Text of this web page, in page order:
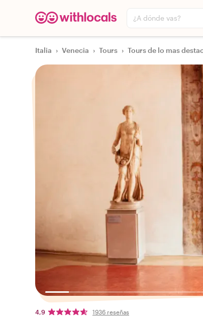
¿A dónde vas?
Italia › Venecia › Tours › Tours de lo mas
4,9 1936 reseñas